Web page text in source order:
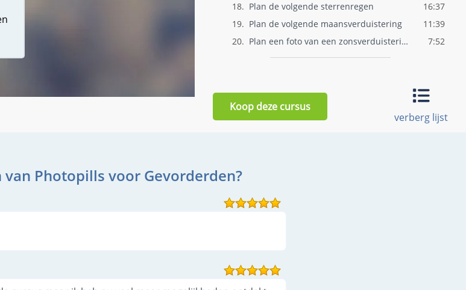
18. Plan de volgende sterrenregen
16:37
19. Plan de volgende maansverduistering
11:39
20.
Plan een foto van een zonsverduistering 7:52
Koop deze cursus
verberg lijst
Photopills voor Gevorderden?